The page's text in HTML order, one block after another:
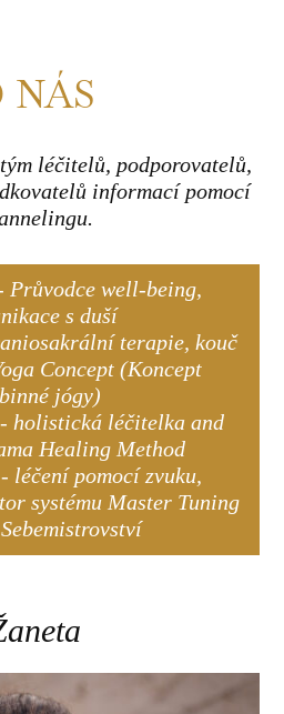
NÁS
léčitelů, podporovatelů,
informací pomocí
Průvodce well-being,
s duší
terapie, kouč
Concept (Koncept
jógy)
- holistická léčitelka and
Healing Method
léčení pomocí zvuku,
systému Master Tuning